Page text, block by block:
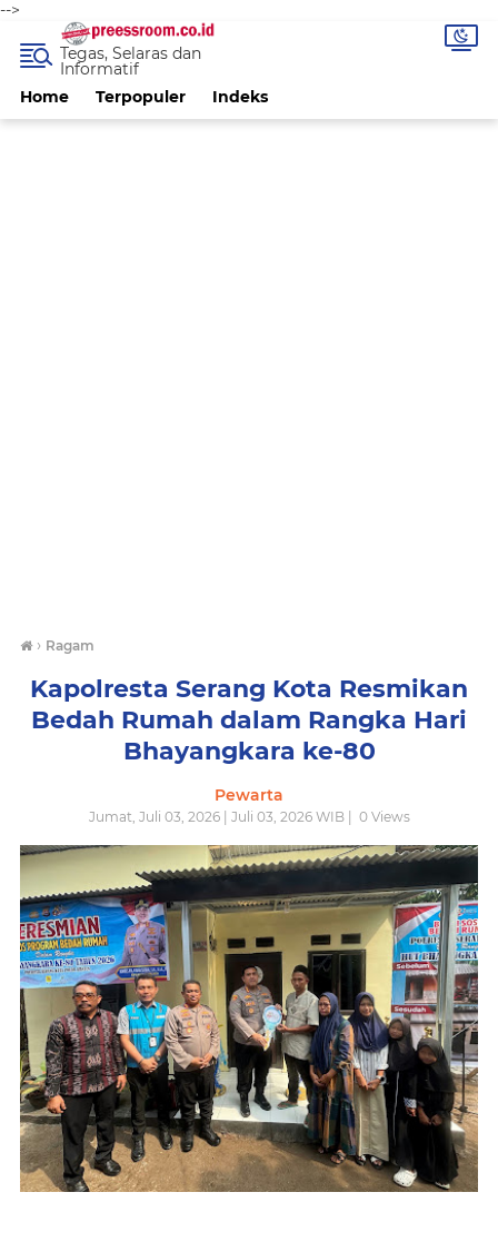
-->
Home Terpopuler Indeks
Tegas, Selaras dan
Informatif
› Ragam
Kapolresta Serang Kota Resmikan
Bedah Rumah dalam Rangka Hari
Bhayangkara ke-80
Pewarta
Jumat, Juli 03, 2026 | Juli 03, 2026 WIB | 0Views